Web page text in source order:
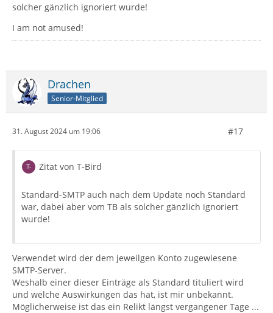
solcher gänzlich ignoriert wurde!
I am not amused!
Drachen
Senior-Mitglied
31. August 2024 um 19:06 #17
Zitat von T-Bird
Standard-SMTP auch nach dem Update noch Standard
war, dabei aber vom TB als solcher gänzlich ignoriert
wurde!
Verwendet wird der dem jeweilgen Konto zugewiesene
SMTP-Server.
Weshalb einer dieser Einträge als Standard tituliert wird
und welche Auswirkungen das hat, ist mir unbekannt.
Möglicherweise ist das ein Relikt längst vergangener Tage ...